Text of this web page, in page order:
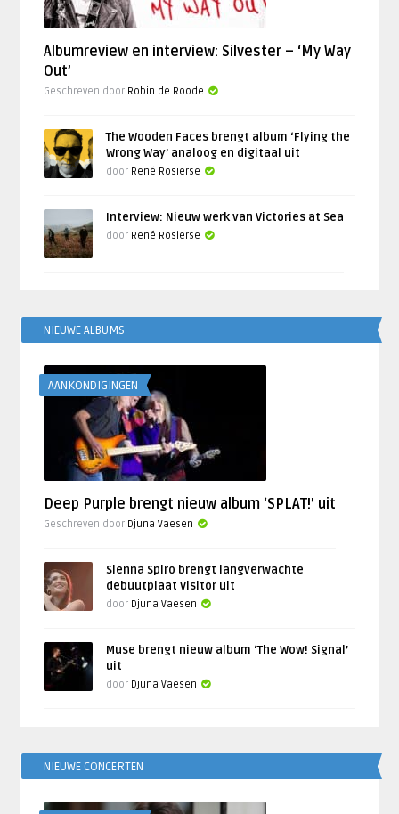
Albumreview en interview: Silvester – ‘My Way
Out’
Geschreven door Robin de Roode
The Wooden Faces brengt album ‘Flying the
Wrong Way’ analoog en digitaal uit
door René Rosierse
Interview: Nieuw werk van Victories at Sea
door René Rosierse
NIEUWE ALBUMS
AANKONDIGINGEN
Deep Purple brengt nieuw album ‘SPLAT!’ uit
Geschreven door Djuna Vaesen
Sienna Spiro brengt langverwachte
debuutplaat Visitor uit
door Djuna Vaesen
Muse brengt nieuw album ‘The Wow! Signal’
uit
door Djuna Vaesen
NIEUWE CONCERTEN